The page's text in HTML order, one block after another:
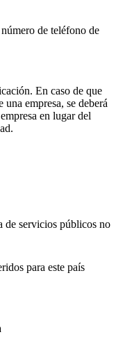
de teléfono de
En caso de que
empresa, se deberá
en lugar del
de servicios públicos no
para este país